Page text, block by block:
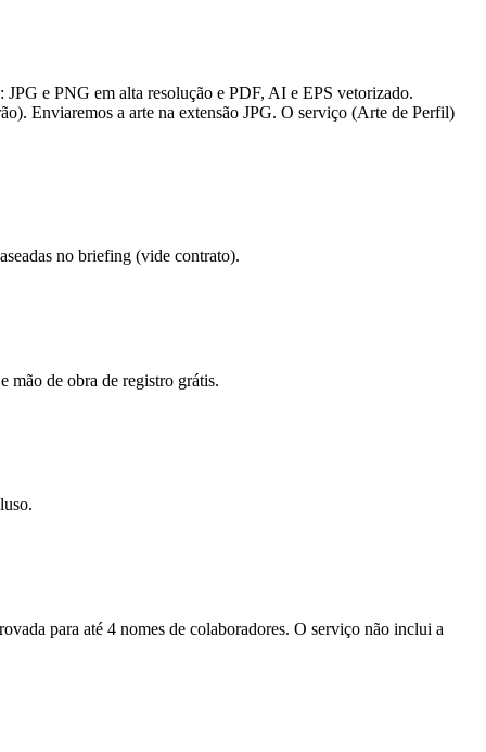
JPG e PNG em alta resolução e PDF, AI e EPS vetorizado.
Enviaremos a arte na extensão JPG. O serviço (Arte de Perfil)
no briefing (vide contrato).
mão de obra de registro grátis.
para até 4 nomes de colaboradores. O serviço não inclui a